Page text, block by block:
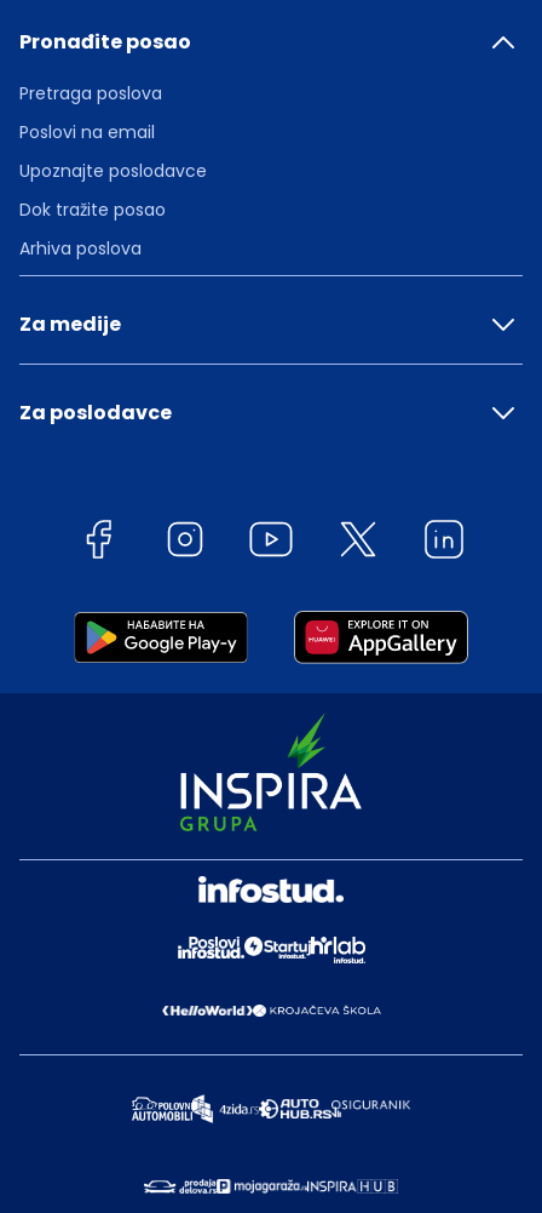
Pronađite posao
Pretraga poslova
Poslovi na email
Upoznajte poslodavce
Dok tražite posao
Arhiva poslova
Za medije
Za poslodavce